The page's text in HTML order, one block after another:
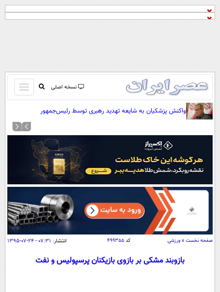
نسخه اصلی
باز
و
کردن
صفحه اول
آرشیو
نظرسنجی
آب و هوا
اوقات شرعی
سواد زندگی
اقتصاد
اقتصادی
جامعه
واکنش پزشکیان به شایعه تهدید رهبری توسط رئیس‌جمهور
صفحه نخست » ورزشی کد۴۹۹۳۵۵ انتشار: ۰۷:۳۱ - ۲۴-۰۷-۱۳۹۵
بازوبند مشکی بر بازوی بازیکنان پرسپولیس و نفت